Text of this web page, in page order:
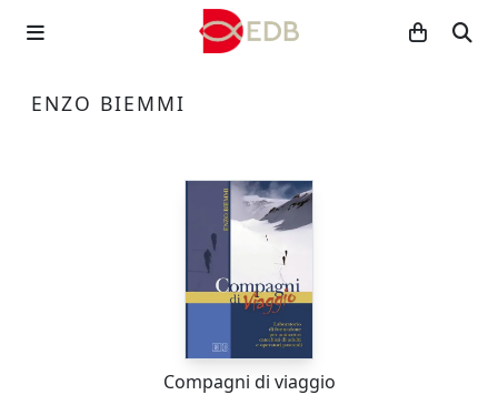
ENZO BIEMMI
Compagni di viaggio